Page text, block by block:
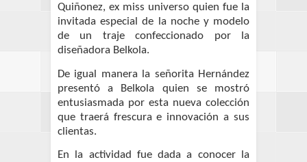
Quiñonez, ex miss universo quien fue la
invitada especial de la noche y modelo
de un traje confeccionado por la
diseñadora Belkola.
De igual manera la señorita Hernández
presentó a Belkola quien se mostró
entusiasmada por esta nueva colección
que traerá frescura e innovación a sus
clientas.
En la actividad fue dada a conocer la